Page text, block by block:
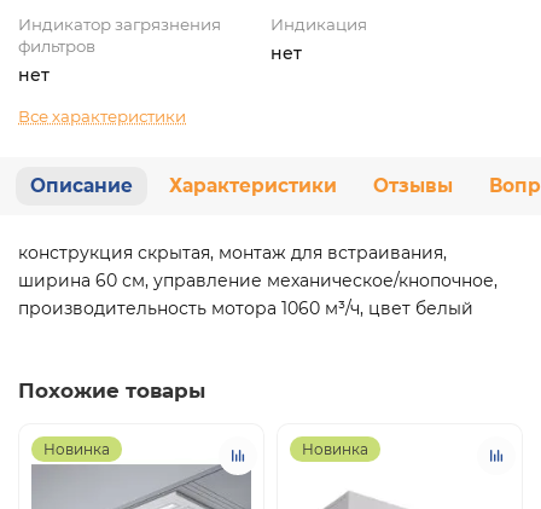
Индикатор загрязнения
фильтров
нет
Индикация
нет
Все характеристики
Описание Характеристики Отзывы
конструкция скрытая, монтаж для встраивания,
ширина 60 см, управление механическое/кнопочное,
производительность мотора 1060 м³/ч, цвет белый
Похожие товары
Новинка Новинка